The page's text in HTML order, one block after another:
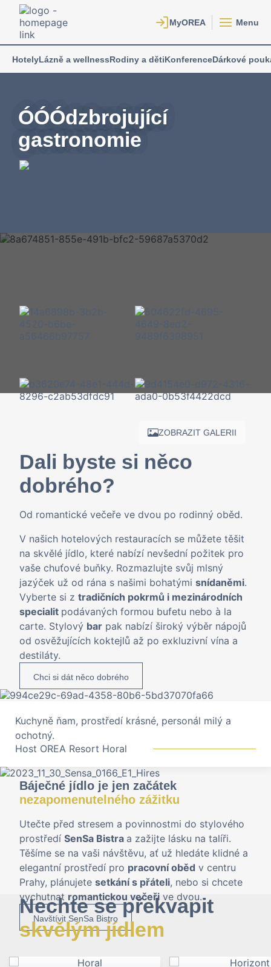
Menu
HotelyLázně a wellnessRodiny a dětiKonferenceDárkové
ÓÓÓdzbrojující
gastronomie
ZOBRAZIT GALERII
Dali byste si něco
dobrého?
Od romantické večeře ve dvou po rodinný oběd.
V našich hotelových restauracích se můžete těšit
na skvělé jídlo, které nabízí nevšední požitek pro
vaše chuťové buňky. Rozmazlujte svůj mlsný
jazýček už od rána s našimi bohatými snídaněmi.
Vyberte si z tradičních pokrmů i mezinárodních
specialit podávaných formou bufetu nebo à la
carte. Stylový bar pak nabízí široký výběr nápojů
od osvěžujících koktejlů až po exkluzivní vína a
destiláty.
Chci si dát něco dobrého
Kuchyně ňam, prostředí krásné, personál milý a
ochotný.
Host OREA Resort Horal
Báječné jídlo je jen začátek
nezapomenutelného zážitku
Utečte před stresem a povinnostmi do stylového
prostředí SenSa Bistra a zažijte lásku na talíři.
Těšíme se na vaši návštěvu, ať už hledáte klidné a
elegantní prostředí pro pracovní oběd v centru
Prahy, plánujete setkání s přáteli, nebo si chcete
vychutnat romantickou večeři ve dvou.
Navštívit SenSa Bistro
Nechte se překvapit
skvělým jídlem